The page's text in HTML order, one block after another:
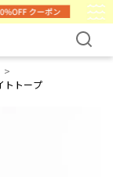
トトープ